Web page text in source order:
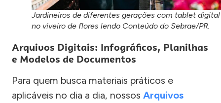
Jardineiros de diferentes gerações com tablet digital
no viveiro de flores lendo Conteúdo do Sebrae/PR.
Arquivos Digitais: Infográficos, Planilhas
e Modelos de Documentos
Para quem busca materiais práticos e
aplicáveis no dia a dia, nossos Arquivos